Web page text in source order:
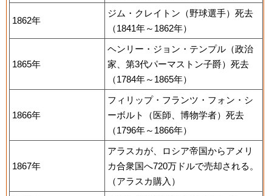
1862年
ジム・クレイトン（野球選手）死去
（1841年～1862年）
1865年
ヘンリー・ジョン・テンプル（政治
家、第3代パーマストン子爵）死去
（1784年～1865年）
1866年
フィリップ・フランツ・フォン・シ
ーボルト（医師、博物学者）死去
（1796年～1866年）
1867年
アラスカが、ロシア帝国からアメリ
カ合衆国へ720万ドルで売却される。
（アラスカ購入）